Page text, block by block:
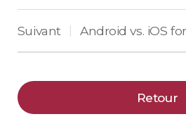
Suivant
Retour